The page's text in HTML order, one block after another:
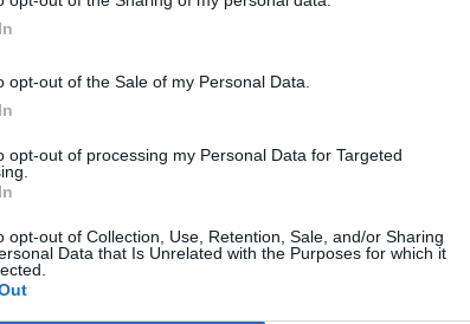
opt-out of the Sale of my Personal Data.
opt-out of processing my Personal Data for Targeted
opt-out of Collection, Use, Retention, Sale, and/or Sharing
Data that Is Unrelated with the Purposes for which it
è alquanto inutile e inopportuno è
magie di cura facendolo concentrare
pronto a curare gli status negativi che a
nella tua lista, imposta il Gambit
per allungare la durata degli status